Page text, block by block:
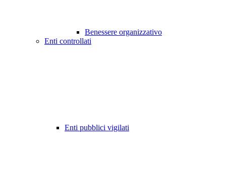
Benessere organizzativo
Enti controllati
Enti pubblici vigilati